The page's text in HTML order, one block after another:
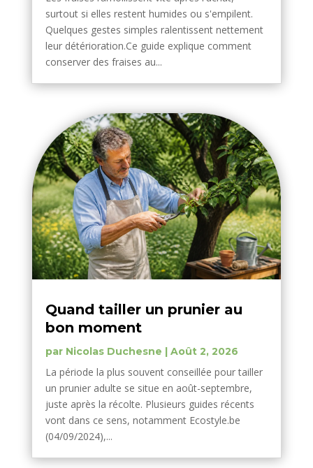
surtout si elles restent humides ou s'empilent.
Quelques gestes simples ralentissent nettement
leur détérioration.Ce guide explique comment
conserver des fraises au...
Quand tailler un prunier au
bon moment
par Nicolas Duchesne | Août 2, 2026
La période la plus souvent conseillée pour tailler
un prunier adulte se situe en août-septembre,
juste après la récolte. Plusieurs guides récents
vont dans ce sens, notamment Ecostyle.be
(04/09/2024),...